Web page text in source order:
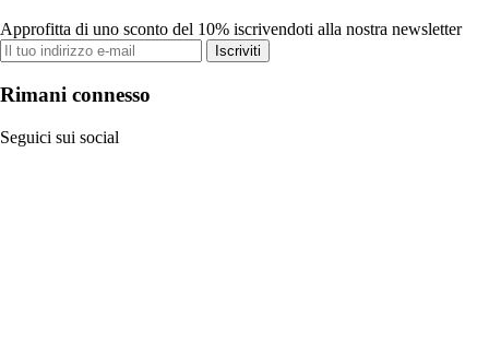
Approfitta di uno sconto del 10% iscrivendoti alla nostra newsletter
Iscriviti
Rimani connesso
Seguici sui social